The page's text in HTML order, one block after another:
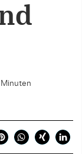
Minuten